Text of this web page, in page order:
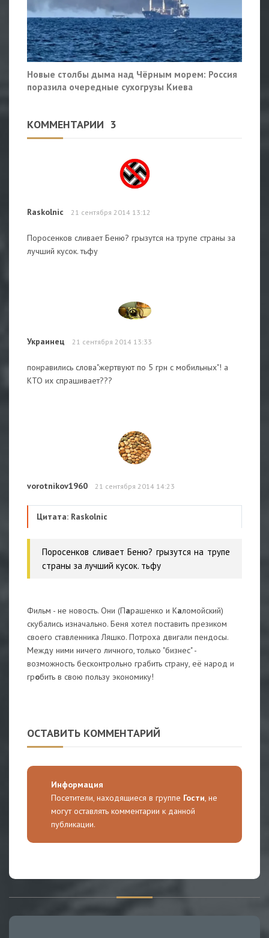
Новые столбы дыма над Чёрным морем: Россия
поразила очередные сухогрузы Киева
КОММЕНТАРИИ 3
Raskolnic 21 сентября 2014 13:12
Поросенков сливает Беню? грызутся на трупе страны за
лучший кусок. тьфу
Украинец 21 сентября 2014 13:33
понравились слова"жертвуют по 5 грн с мобильных"! а
КТО их спрашивает???
vorotnikov1960 21 сентября 2014 14:23
Цитата: Raskolnic
Поросенков сливает Беню? грызутся на трупе
страны за лучший кусок. тьфу
Фильм - не новость. Они (Парашенко и Каломойский)
скубались изначально. Беня хотел поставить презиком
своего ставленника Ляшко. Потроха двигали пендосы.
Между ними ничего личного, только "бизнес" -
возможность бесконтрольно грабить страну, её народ и
гробить в свою пользу экономику!
ОСТАВИТЬ КОММЕНТАРИЙ
Информация
Посетители, находящиеся в группе Гости , не
могут оставлять комментарии к данной
публикации.